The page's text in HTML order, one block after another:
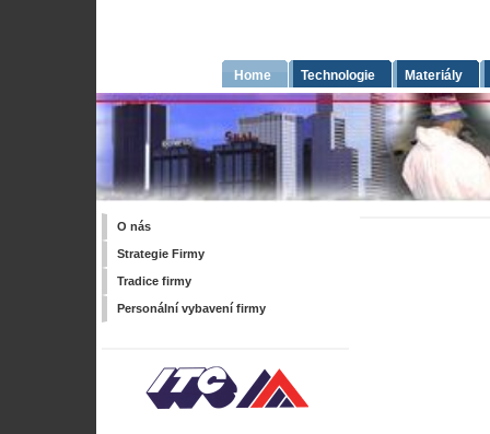
Home Technologie Materiály
O nás
Strategie Firmy
Tradice firmy
Personální vybavení firmy